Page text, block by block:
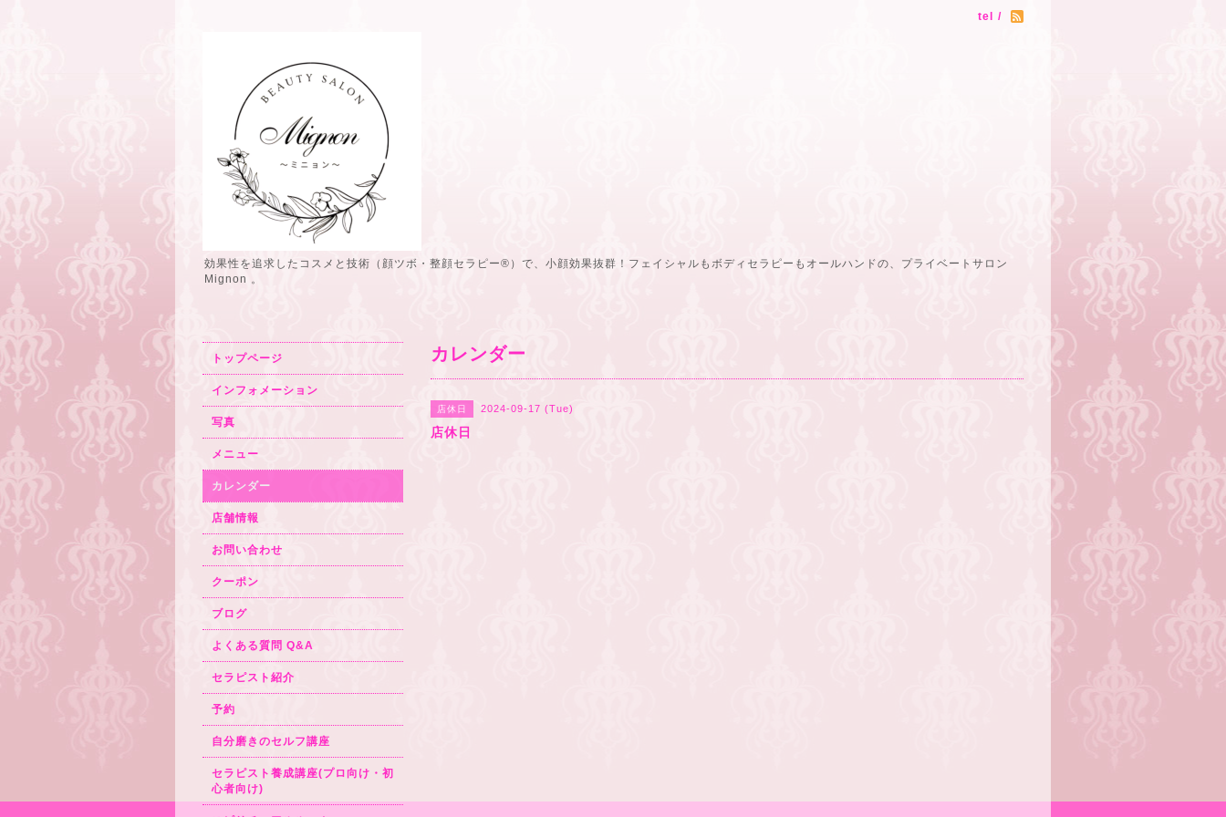
tel /
効果性を追求したコスメと技術（顔ツボ・整顔セラピー®️）で、小顔効果抜群！フェイシャルもボディセラピーもオールハンドの、プライベートサロン
Mignon 。
カレンダー
店休日 2024-09-17 (Tue)
店休日
トップページ
インフォメーション
写真
メニュー
カレンダー
店舗情報
お問い合わせ
クーポン
ブログ
よくある質問 Q&A
セラピスト紹介
予約
自分磨きのセルフ講座
セラピスト養成講座(プロ向け・初
心者向け)